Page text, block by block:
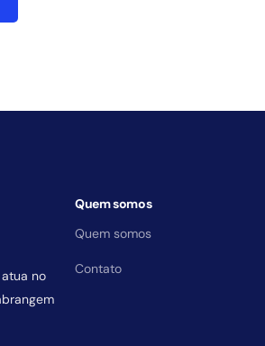
no
Quem somos
Quem somos
Contato